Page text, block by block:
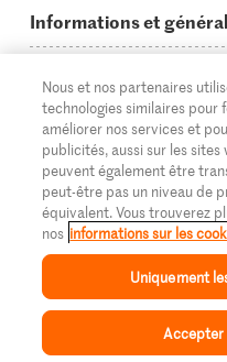
Inspiration Collection
Plats principaux
Simple & vite prêt
Apéritif
Préparations au four
Enfants & famille
Toutes les recettes
On en parle...
Tutoriels
Glossaire des
Login Migusto
Magazine Migusto
Informations et
Questions concernant
Cuisiner avec Migusto
Service clientèle &
Publicité
Impressum
Mentions légales
Protection des données
Supermarché
Migros Online
À propos de Migros
Magasins
Cumulus
Migros Magazine
© 2026 La Fédération des
DE FR IT
Nous et nos partenaires
technologies similaires pour
améliorer nos services et
publicités, aussi sur les
peuvent également être
peut-être pas un niveau de
équivalent. Vous trouverez
nos informations sur les
Uniquement
Accepter